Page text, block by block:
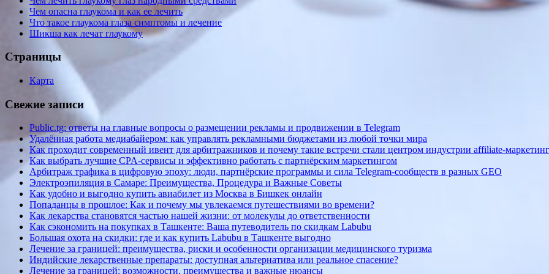
Чем опасна глаукома и как ее лечить
Что такое глаукома глаза симптомы и лечение
Шикша как лечат глаукому
Страницы
Карта
Свежие записи
Public.tg: ответы на главные вопросы о размещении рекламы и продвижении в Telegram
Удалённая работа медиабайером: как управлять рекламными бюджетами из любой точки мира
Как проходит современный ивент для арбитражников и почему такие встречи стали центром индустрии affiliate-
Как выбрать лучшие CPA-сервисы и эффективно работать с партнёрским маркетингом
Арбитраж трафика в цифровую эпоху: люди, партнёрские программы и сила Telegram-сообществ в разных GEO
Электроэпиляция в Самаре: Преимущества, Процедура и Важные Советы
Как удобно и выгодно купить авиабилет из Москва в Бишкек онлайн
Попаданцы в прошлое: Как и почему мы увлекаемся путешествиями во времени?
Как лекарства становятся частью нашей жизни: от молекулы до ответственности
Как сэкономить на покупках в Ташкенте: Ваша путеводитель по скидкам Labubu
Большая охота на скидки: где и как купить Labubu в Ташкенте выгодно
Лечение за границей: преимущества, риски и особенности организации медицинского туризма
Индийские лекарственные препараты: доступная альтернатива или реальное спасение?
Лечение за границей: возможности, преимущества и важные нюансы